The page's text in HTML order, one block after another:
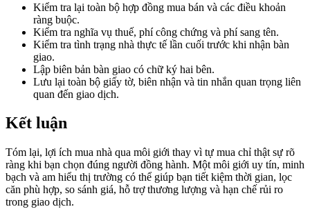
Kiểm tra lại toàn bộ hợp đồng mua bán và các điều khoản
ràng buộc.
Kiểm tra nghĩa vụ thuế, phí công chứng và phí sang tên.
Kiểm tra tình trạng nhà thực tế lần cuối trước khi nhận bàn
giao.
Lập biên bản bàn giao có chữ ký hai bên.
Lưu lại toàn bộ giấy tờ, biên nhận và tin nhắn quan trọng liên
quan đến giao dịch.
Kết luận
Tóm lại, lợi ích mua nhà qua môi giới thay vì tự mua chỉ thật sự rõ
ràng khi bạn chọn đúng người đồng hành. Một môi giới uy tín, minh
bạch và am hiểu thị trường có thể giúp bạn tiết kiệm thời gian, lọc
căn phù hợp, so sánh giá, hỗ trợ thương lượng và hạn chế rủi ro
trong giao dịch.